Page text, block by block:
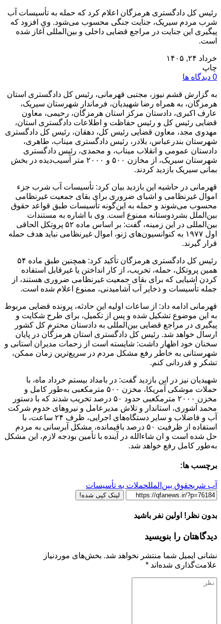
رئیس کل دادگستری هرمزگان اعلام کرد که حمله به تأسیسات آب
شرب مردم سیریک، جنایت جنگی محسوب می‌شود. وی افزود که
پیگیری این جنایت در مراجع قضایی داخلی و بین‌المللی آغاز شده
است.
خرداد ۲۴, ۱۴۰۵
چاپ
0 دیدگاه ها
به گزارش قشم نیوز، مجتبی قهرمانی، رئیس کل دادگستری استان
هرمزگان، به همراه رضا شهیدیان، فرماندار شهرستان سیریک،
عارف اکبری، دادستان مرکز استان هرمزگان، رحیمی، معاون
قضایی رئیس کل و رئیس حفاظت و اطلاعات دادگستری استان،
مهدوی مجد، معاون قضایی رئیس کل، دهقان، رئیس کل دادگستری
شهرستان بندرعباس، بلادر، رئیس دادگستری میناب، طاهری،
دادستان عمومی و انقلاب میناب، و محمدی، رئیس دادگستری
شهرستان سیریک، از مخازن ۵۰۰ و ۲۰۰۰ متر آسیب‌دیده در بخش
بمانی سیریک بازدید کردند.
قهرمانی در حاشیه این بازدید بیان کرد: تأسیسات آب شرب جزء
اموال غیرنظامی و اشیای ضروری برای بقای جمعیت غیرنظامی
محسوب می‌شوند و حمله به این‌گونه تأسیسات طبق قواعد حقوق
بین‌الملل بشردوستانه ممنوع است. وی با اشاره به مستندات
بین‌المللی در این زمینه، گفت: بر اساس ماده ۵۲ پروتکل الحاقی
اول ۱۹۷۷ به کنوانسیون‌های ژنو، اموال غیرنظامی نباید هدف حمله
قرار گیرند.
رئیس کل دادگستری هرمزگان تأکید کرد: همچنین طبق ماده ۵۴
همین پروتکل، حمله، تخریب، از کار انداختن یا غیرقابل استفاده
کردن اشیایی که برای بقای جمعیت غیرنظامی ضروری هستند، از
جمله تأسیسات و ذخایر آب آشامیدنی، ممنوع اعلام شده است.
قهرمانی ادامه داد: از ساعات اولیه این حادثه، پرونده قضایی مربوط
به این موضوع تشکیل شده و پس از تکمیل، برای طرح شکایت و
پیگیری در مراجع قضایی بین‌المللی به دادستان محترم کل کشور
ارسال خواهد شد. رئیس کل دادگستری استان هرمزگان در پایان
سخنان خود اظهار داشت: شایسته است از زحمات مدیران استانی و
شهرستانی به خاطر رفع مشکل مردم در سریع‌ترین زمان ممکن،
تشکر و قدردانی کنم.
شهیدیان نیز در این بازدید گفت: در بامداد بیستم خرداد ماه، با
حملات موشکی آمریکا، مخزن ۵۰۰ مترمکعبی به‌طور کامل و
مخزن ۲۰۰۰ مترمکعبی حدود ۵۰ درصد تخریب شدند که با دستور
محمد آشوری، استاندار و تلاش مدیرعامل و نیروهای خدوم شرکت
آب و فاضلاب و سایر دستگاه‌های اجرایی، ظرف ۲۴ ساعت، با
استفاده از ظرفیت ۵۰ درصد باقیمانده، مشکل آبرسانی به مردم
حل شده است و ان شاءالله در آینده با تأمین بودجه لازم، این مشکل
به‌طور کامل رفع خواهد شد.
برچسب ها:
آب شربحقوق بین‌المللحملات به تأسیسات
لینک کپی شده!
بدون نظر! اولین نفر باشید
دیدگاهتان را بنویسید
نشانی ایمیل شما منتشر نخواهد شد. بخش‌های موردنیاز
علامت‌گذاری شده‌اند *